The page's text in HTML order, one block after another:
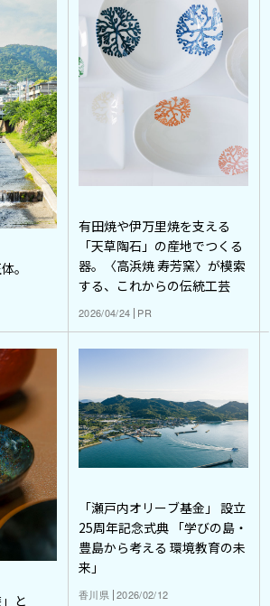
。
有田焼や伊万里焼を支える
「天草陶石」の産地でつくる
器。〈高浜焼 寿芳窯〉が模索
する、これからの伝統工芸
2026/04/24 PR
と
「瀬戸内オリーブ基金」 設立
25周年記念式典 「学びの島・
豊島から考える 環境教育の未
来」
香川県 2026/02/12